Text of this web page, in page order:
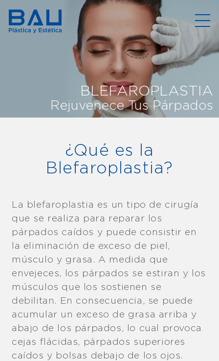
BLEFAROPLASTIA
Rejuvenece Tus Párpados
¿Qué es la
Blefaroplastia?
La blefaroplastia es un tipo de cirugía
que se realiza para reparar los
párpados caídos y puede consistir en
la eliminación de exceso de piel,
músculo y grasa. A medida que
envejeces, los párpados se estiran y los
músculos que los sostienen se
debilitan. En consecuencia, se puede
acumular un exceso de grasa arriba y
abajo de los párpados, lo cual provoca
cejas flácidas, párpados superiores
caídos y bolsas debajo de los ojos.